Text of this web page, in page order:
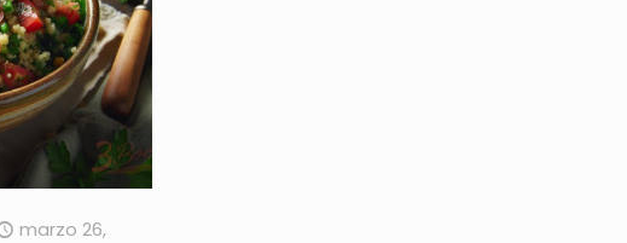
marzo 26,